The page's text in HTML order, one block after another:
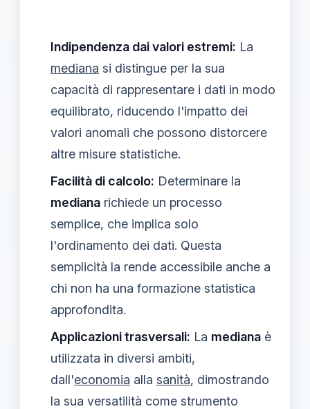
Indipendenza dai valori estremi: La
mediana si distingue per la sua
capacità di rappresentare i dati in modo
equilibrato, riducendo l'impatto dei
valori anomali che possono distorcere
altre misure statistiche.
Facilità di calcolo: Determinare la
mediana richiede un processo
semplice, che implica solo
l'ordinamento dei dati. Questa
semplicità la rende accessibile anche a
chi non ha una formazione statistica
approfondita.
Applicazioni trasversali: La mediana è
utilizzata in diversi ambiti,
dall'economia alla sanità, dimostrando
la sua versatilità come strumento